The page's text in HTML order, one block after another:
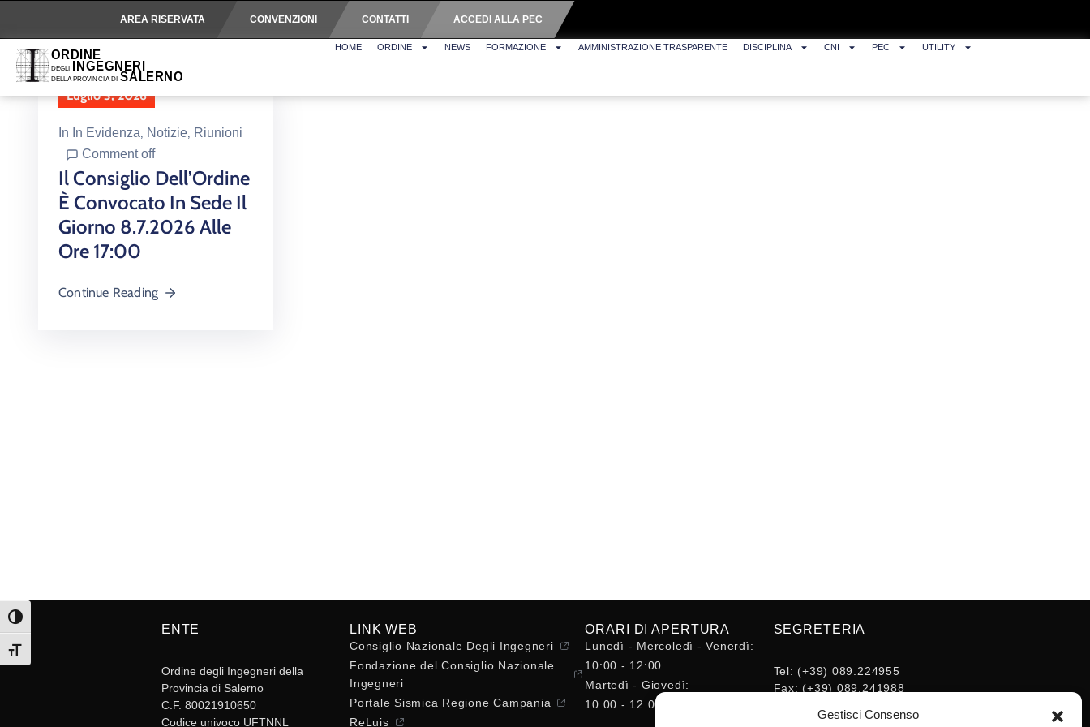
Gestisci Consenso
AREA RISERVATA CONVENZIONI CONTATTI ACCEDI ALLA PEC
HOME ORDINE NEWS FORMAZIONE AMMINISTRAZIONE TRASPARENTE DISCIPLINA CNI PEC UTILITY
Luglio 3, 2026
In In Evidenza‚ Notizie‚ Riunioni
Comment off
Il Consiglio Dell’Ordine
È Convocato In Sede Il
Giorno 8.7.2026 Alle
Ore 17:00
Continue Reading
Attiva/disattiva alto contrasto
Attiva/disattiva dimensione testo
ENTE
Ordine degli Ingegneri della
Provincia di Salerno
C.F. 80021910650
Codice univoco UFTNNL
LINK WEB
Consiglio Nazionale Degli Ingegneri
Fondazione del Consiglio Nazionale
Ingegneri
Portale Sismica Regione Campania
ReLuis
ORARI DI APERTURA
Lunedì - Mercoledì - Venerdì:
10:00 - 12:00
Martedì - Giovedì:
10:00 - 12:00 / 14:30 - 16:30
SEGRETERIA
Tel: (+39) 089.224955
Fax: (+39) 089.241988
segreteria@ordineingsa.it